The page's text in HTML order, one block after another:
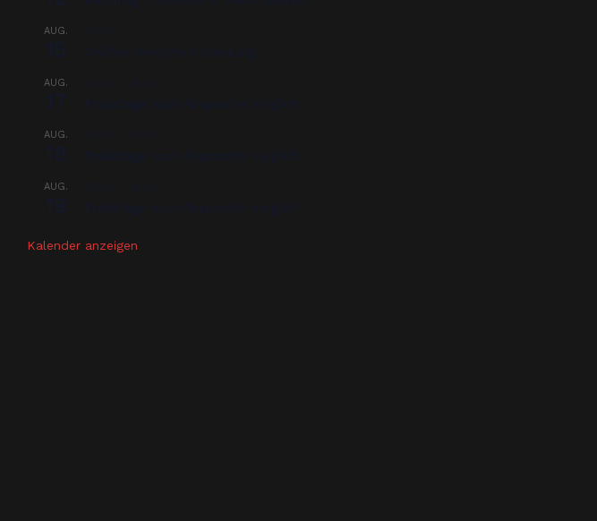
AUG.
AUG.
AUG.
AUG.
Kalender anzeigen